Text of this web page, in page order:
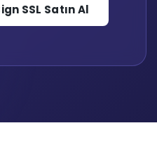
SSL Satın Al